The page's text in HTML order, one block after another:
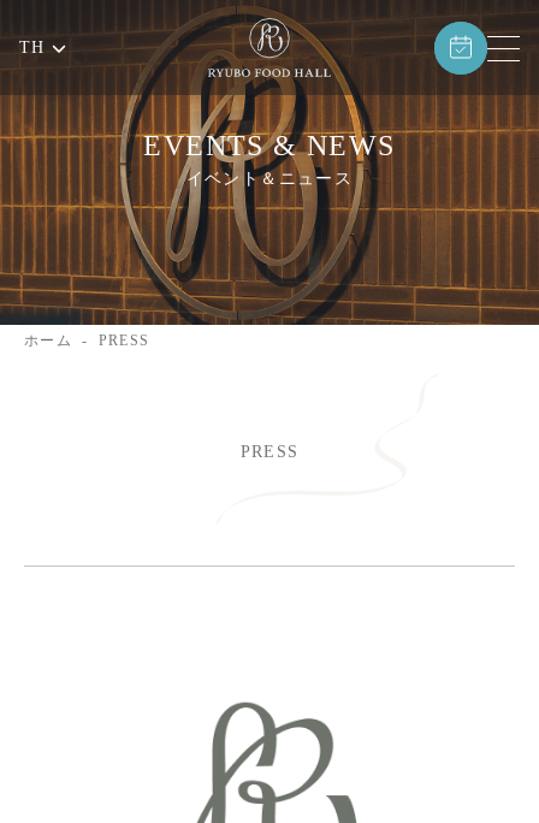
TH
EVENTS & NEWS
イベント＆ニュース
ホーム PRESS
PRESS